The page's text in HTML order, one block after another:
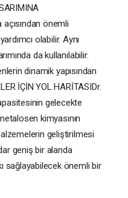
önemli
olabilir. Aynı
da kullanılabilir.
dinamik yapısından
İÇİN YOL HARİTASIDr.
gelecekte
kimyasının
geliştirilmesi
geniş bir alanda
sağlayabilecek önemli bir